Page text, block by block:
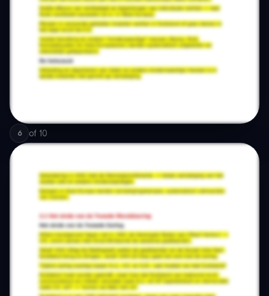
6 of 10